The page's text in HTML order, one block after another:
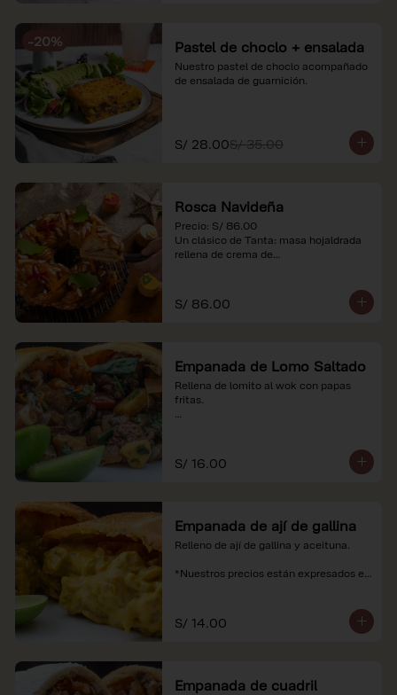
-20% Pastel de choclo + ensalada
Nuestro pastel de choclo acompañado
de ensalada de guarnición.
S/ 28.00S/ 35.00
Rosca Navideña
Precio: S/ 86.00
Un clásico de Tanta: masa hojaldrada
rellena de crema de
*Nuestros precios están expresados en
soles e incluyen impuestos de ley y
S/ 86.00
Empanada de Lomo Saltado
Rellena de lomito al wok con papas
fritas.
S/ 16.00
Empanada de ají de gallina
Relleno de ají de gallina y aceituna.
*Nuestros precios están expresados en
S/ 14.00
Empanada de cuadril